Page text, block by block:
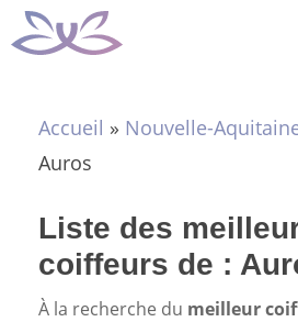
Aller
au
Accueil » Nouvelle-
Auros
Liste des
coiffeurs de :
À la recherche du meilleur